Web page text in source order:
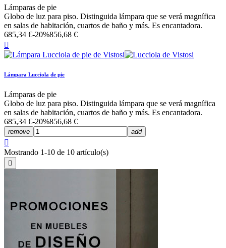
Lámparas de pie
Globo de luz para piso. Distinguida lámpara que se verá magnífica
en salas de habitación, cuartos de baño y más. Es encantadora.
685,34 €-20%856,68 €

Lámpara Lucciola de pie
Lámparas de pie
Globo de luz para piso. Distinguida lámpara que se verá magnífica
en salas de habitación, cuartos de baño y más. Es encantadora.
685,34 €-20%856,68 €
remove add

Mostrando 1-10 de 10 artículo(s)
